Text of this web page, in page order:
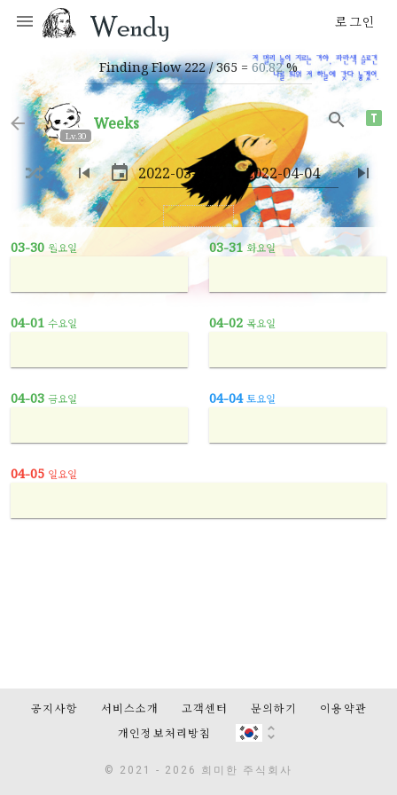
로그인
Finding Flow 222 / 365 = 60.82 %
Lv.30
weeks
~
03-30 월요일 03-31 화요일
04-01 수요일 04-02 목요일
04-03 금요일 04-04 토요일
04-05 일요일
공지사항 서비스소개 고객센터 문의하기
이용약관
개인정보처리방침
© 2021 - 2026 희미한 주식회사